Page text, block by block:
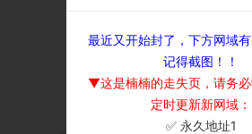
最近又开始封了，下方网域
记得截图！！
▼这是楠楠的走失页，请务
定时更新新网域：
✅ 永久地址1